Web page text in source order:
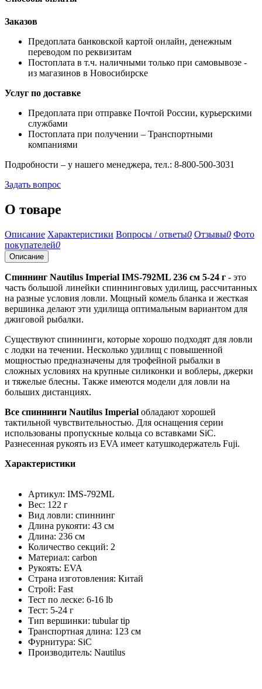
Заказов
Предоплата банковской картой онлайн, денежным
переводом по реквизитам
Постоплата в т.ч. наличными только при самовывозе -
из магазинов в Новосибирске
Услуг по доставке
Предоплата при отправке Почтой России, курьерскими
службами
Постоплата при получении – Транспортными
компаниями
Подробности – у нашего менеджера, тел.: 8-800-500-3031
Задать вопрос
О товаре
Описание Характеристики Вопросы / ответы0 Отзывы0 Фото
покупателей0
Описание
Спиннинг Nautilus Imperial IMS-792ML 236 см 5-24 г - это
часть большой линейки спиннинговых удилищ, рассчитанных
на разные условия ловли. Мощный комель бланка и жесткая
вершинка делают эти удилища оптимальным вариантом для
джиговой рыбалки.
Существуют спиннинги, которые хорошо подходят для ловли
с лодки на течении. Несколько удилищ с повышенной
мощностью предназначены для трофейной рыбалки в
сложных условиях на крупные силиконки и воблеры, джерки
и тяжелые блесны. Также имеются модели для ловли на
больших дистанциях.
Все спиннинги Nautilus Imperial обладают хорошей
тактильной чувствительностью. Для оснащения серии
использованы пропускные кольца со вставками SiC.
Разнесенная рукоять из EVA имеет катушкодержатель Fuji.
Характеристики
Артикул: IMS-792ML
Вес: 122 г
Вид ловли: спиннинг
Длина рукояти: 43 см
Длина: 236 см
Количество секций: 2
Материал: carbon
Рукоять: EVA
Страна изготовления: Китай
Строй: Fast
Тест по леске: 6-16 lb
Тест: 5-24 г
Тип вершинки: tubular tip
Транспортная длина: 123 см
Фурнитура: SiC
Производитель: Nautilus